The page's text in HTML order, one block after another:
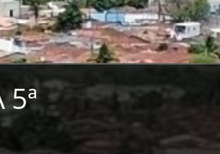
5ª